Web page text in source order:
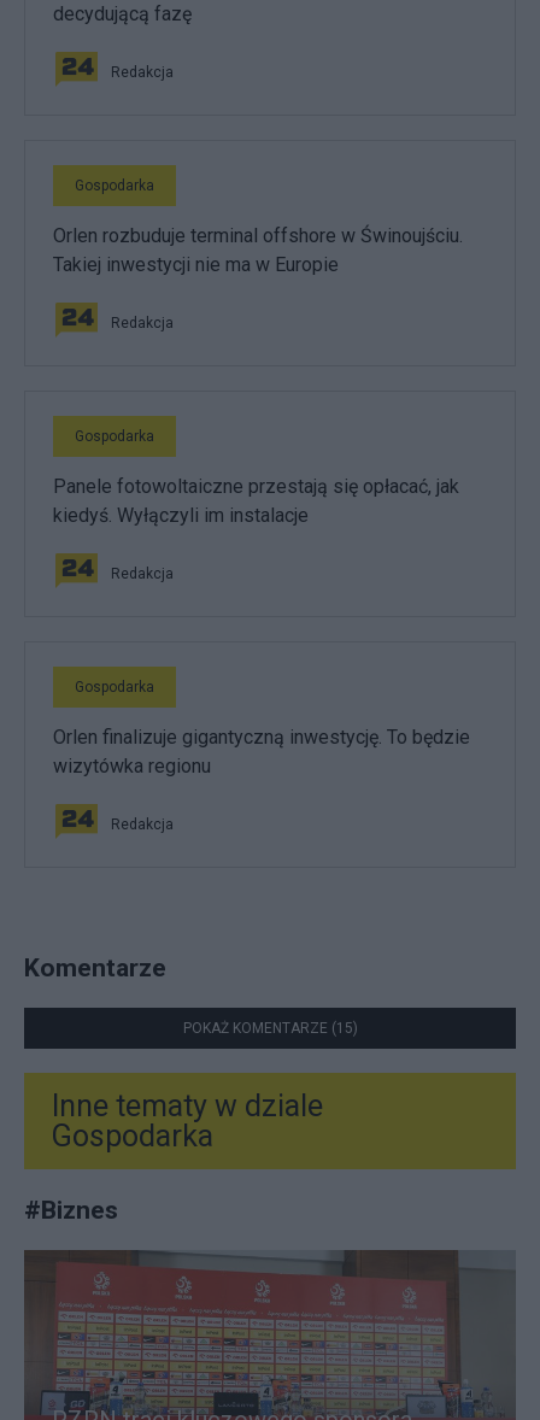
decydującą fazę
Redakcja
Gospodarka
Orlen rozbuduje terminal offshore w Świnoujściu.
Takiej inwestycji nie ma w Europie
Redakcja
Gospodarka
Panele fotowoltaiczne przestają się opłacać, jak
kiedyś. Wyłączyli im instalacje
Redakcja
Gospodarka
Orlen finalizuje gigantyczną inwestycję. To będzie
wizytówka regionu
Redakcja
Komentarze
POKAŻ KOMENTARZE (15)
Inne tematy w dziale
Gospodarka
#Biznes